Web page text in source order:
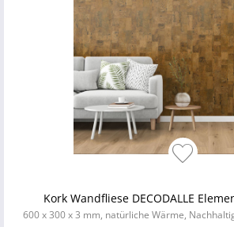
Kork Wandfliese DECODALLE
600 x 300 x 3 mm, natürliche Wärme,